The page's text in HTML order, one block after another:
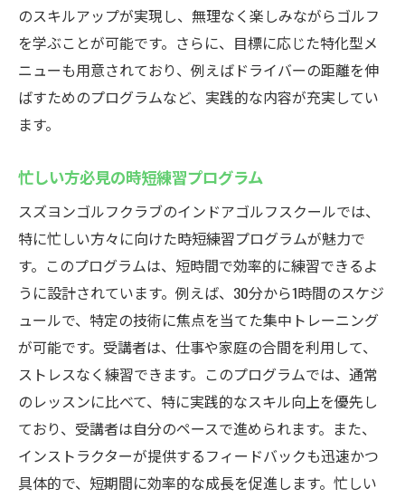
のスキルアップが実現し、無理なく楽しみながらゴルフ
を学ぶことが可能です。さらに、目標に応じた特化型メ
ニューも用意されており、例えばドライバーの距離を伸
ばすためのプログラムなど、実践的な内容が充実してい
ます。
忙しい方必見の時短練習プログラム
スズヨンゴルフクラブのインドアゴルフスクールでは、
特に忙しい方々に向けた時短練習プログラムが魅力で
す。このプログラムは、短時間で効率的に練習できるよ
うに設計されています。例えば、30分から1時間のスケジ
ュールで、特定の技術に焦点を当てた集中トレーニング
が可能です。受講者は、仕事や家庭の合間を利用して、
ストレスなく練習できます。このプログラムでは、通常
のレッスンに比べて、特に実践的なスキル向上を優先し
ており、受講者は自分のペースで進められます。また、
インストラクターが提供するフィードバックも迅速かつ
具体的で、短期間に効率的な成長を促進します。忙しい